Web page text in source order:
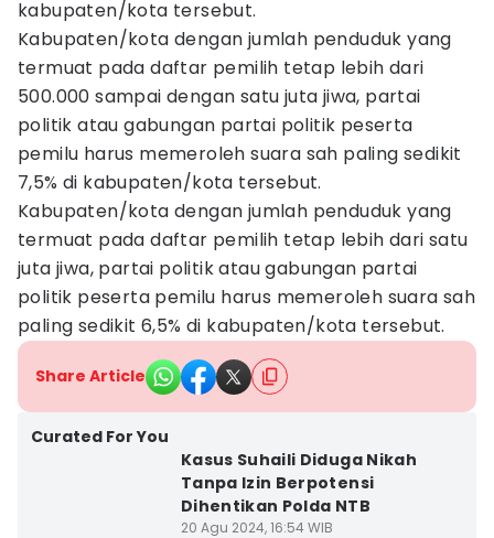
kabupaten/kota tersebut.
Kabupaten/kota dengan jumlah penduduk yang
termuat pada daftar pemilih tetap lebih dari
500.000 sampai dengan satu juta jiwa, partai
politik atau gabungan partai politik peserta
pemilu harus memeroleh suara sah paling sedikit
7,5% di kabupaten/kota tersebut.
Kabupaten/kota dengan jumlah penduduk yang
termuat pada daftar pemilih tetap lebih dari satu
juta jiwa, partai politik atau gabungan partai
politik peserta pemilu harus memeroleh suara sah
paling sedikit 6,5% di kabupaten/kota tersebut.
Share Article
Curated For You
Kasus Suhaili Diduga Nikah
Tanpa Izin Berpotensi
Dihentikan Polda NTB
20 Agu 2024, 16:54 WIB